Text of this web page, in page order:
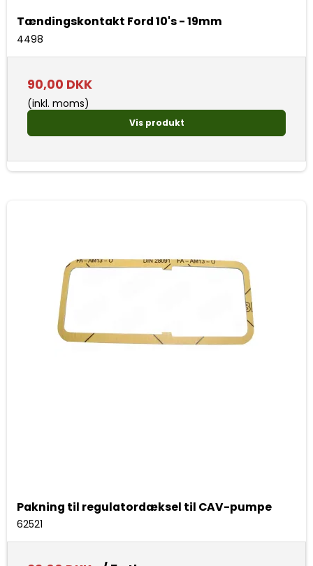
Tændingskontakt Ford 10's - 19mm
4498
90,00 DKK
(inkl. moms)
Vis produkt
Pakning til regulatordæksel til CAV-pumpe
62521